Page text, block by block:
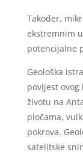
Također,
ekstremnim
potencijalne
Geološka
povijest
životu na
pločama,
pokrova.
satelitske